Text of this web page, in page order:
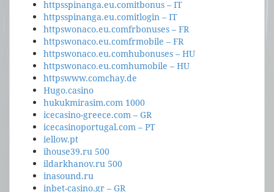
httpsspinanga.eu.comitbonus – IT
httpsspinanga.eu.comitlogin – IT
httpswonaco.eu.comfrbonuses – FR
httpswonaco.eu.comfrmobile – FR
httpswonaco.eu.comhubonuses – HU
httpswonaco.eu.comhumobile – HU
httpswww.comchay.de
Hugo.casino
hukukmirasim.com 1000
icecasino-greece.com – GR
icecasinoportugal.com – PT
iellow.pt
ihouse39.ru 500
ildarkhanov.ru 500
inasound.ru
inbet-casino.gr – GR